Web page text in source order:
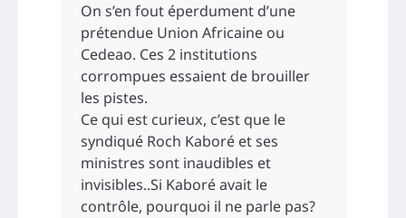
On s’en fout éperdument d’une
prétendue Union Africaine ou
Cedeao. Ces 2 institutions
corrompues essaient de brouiller
les pistes.
Ce qui est curieux, c’est que le
syndiqué Roch Kaboré et ses
ministres sont inaudibles et
invisibles..Si Kaboré avait le
contrôle, pourquoi il ne parle pas?